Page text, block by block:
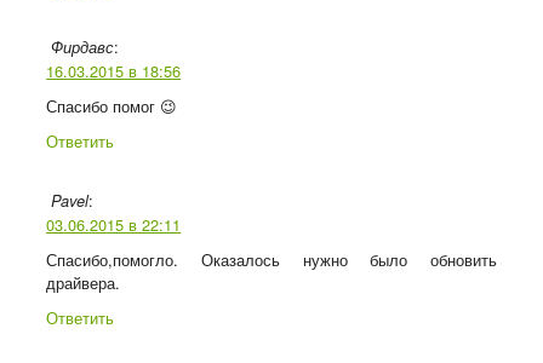
Фирдавс:
16.03.2015 в 18:56
Спасибо помог 😉
Ответить
Pavel:
03.06.2015 в 22:11
Спасибо,помогло. Оказалось нужно было обновить
драйвера.
Ответить